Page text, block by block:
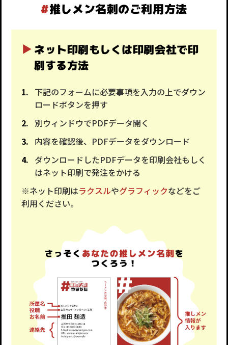
#推しメン名刺のご利用方法
ネット印刷もしくは印刷会社で印
刷する方法
下記のフォームに必要事項を入力の上でダウン
ロードボタンを押す
別ウィンドウでPDFデータ開く
内容を確認後、PDFデータをダウンロード
ダウンロードしたPDFデータを印刷会社もしく
はネット印刷で発注をかける
※ネット印刷はラクスルやグラフィックなどをご
利用ください。